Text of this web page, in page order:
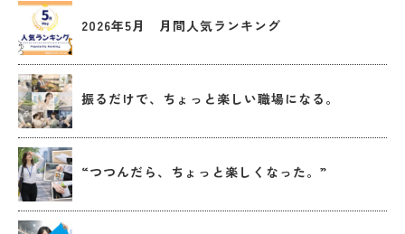
2026年5月 月間人気ランキング
振るだけで、ちょっと楽しい職場になる。
“つつんだら、ちょっと楽しくなった。”